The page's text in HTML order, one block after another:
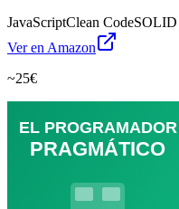
JavaScriptClean CodeSOLID
Ver en Amazon
~25€